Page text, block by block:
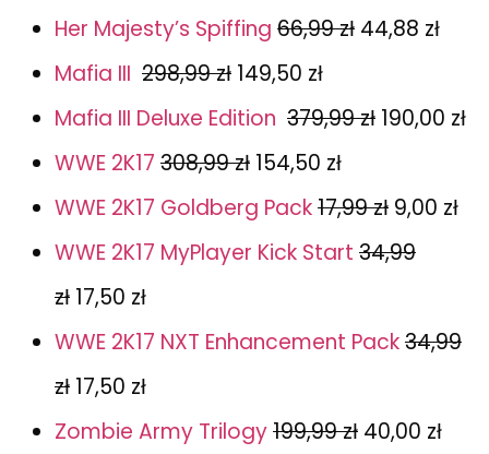
Her Majesty’s Spiffing 66,99 zł 44,88 zł
Mafia III 298,99 zł 149,50 zł
Mafia III Deluxe Edition 379,99 zł 190,00 zł
WWE 2K17 308,99 zł 154,50 zł
WWE 2K17 Goldberg Pack17,99 zł 9,00 zł
WWE 2K17 MyPlayer Kick Start 34,99
zł 17,50 zł
WWE 2K17 NXT Enhancement Pack34,99
zł 17,50 zł
Zombie Army Trilogy199,99 zł 40,00 zł